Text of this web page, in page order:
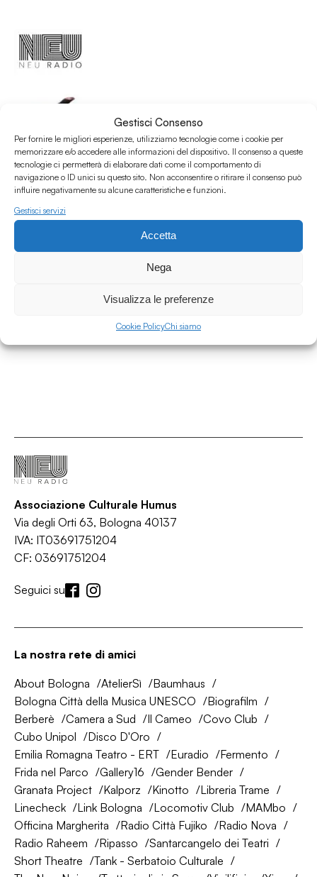
Gestisci Consenso
Per fornire le migliori esperienze, utilizziamo tecnologie come i cookie per
memorizzare e/o accedere alle informazioni del dispositivo. Il consenso a queste
tecnologie ci permetterà di elaborare dati come il comportamento di
navigazione o ID unici su questo sito. Non acconsentire o ritirare il consenso può
influire negativamente su alcune caratteristiche e funzioni.
Gestisci servizi
Accetta
Nega
Visualizza le preferenze
Cookie PolicyChi siamo
01.07.2026
Area Contaminata #232 w/ Alberto Simoni
Area Contaminata
Associazione Culturale Humus
Via degli Orti 63, Bologna 40137
IVA: IT03691751204
CF: 03691751204
Seguici su
La nostra rete di amici
About Bologna AtelierSì
Baumhaus
Bologna Città della Musica UNESCO
Biografilm
Berberè
Camera a Sud Il Cameo
Covo Club
Cubo Unipol
Disco D'Oro
Emilia Romagna Teatro - ERT
Euradio
Fermento
Frida nel Parco
Gallery16
Gender Bender
Granata Project
Kalporz Kinotto
Libreria Trame
Linecheck
Link Bologna Locomotiv Club
MAMbo
Officina Margherita
Radio Città Fujiko
Radio Nova
Radio Raheem
Ripasso
Santarcangelo dei Teatri
Short Theatre
Tank - Serbatoio Culturale